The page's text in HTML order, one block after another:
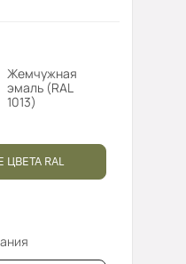
Жемчужная
эмаль (RAL
1013)
ЦВЕТА RAL